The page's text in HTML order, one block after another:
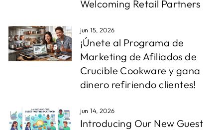
Welcoming Retail Partners
jun 15, 2026
¡Únete al Programa de
Marketing de Afiliados de
Crucible Cookware y gana
dinero refiriendo clientes!
jun 14, 2026
Introducing Our New Guest